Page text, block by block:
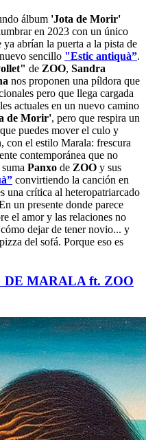
álbum 'Jota de Morir'
en 2023 con un único
ya abrían la puerta a la pista de
sencillo "Estic antiquà”.
de ZOO, Sandra
nos proponen una píldora que
pero que llega cargada
actuales en un nuevo camino
de Morir', pero que respira un
puedes mover el culo y
con el estilo Marala: frescura
contemporánea que no
Panxo de ZOO y sus
convirtiendo la canción en
una crítica al heteropatriarcado
un presente donde parece
el amor y las relaciones no
dejar de tener novio... y
del sofá. Porque eso es
DE MARALA ft. ZOO